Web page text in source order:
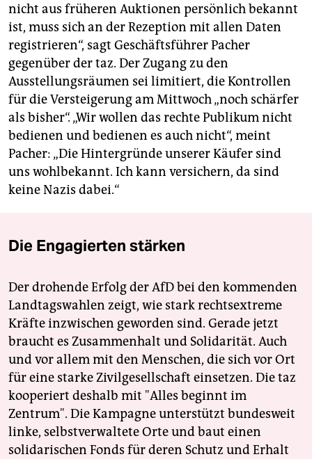
nicht aus früheren Auktionen persönlich bekannt
ist, muss sich an der Rezeption mit allen Daten
registrieren“, sagt Geschäftsführer Pacher
gegenüber der taz. Der Zugang zu den
Ausstellungsräumen sei limitiert, die Kontrollen
für die Versteigerung am Mittwoch „noch schärfer
als bisher“. „Wir wollen das rechte Publikum nicht
bedienen und bedienen es auch nicht“, meint
Pacher: „Die Hintergründe unserer Käufer sind
uns wohlbekannt. Ich kann versichern, da sind
keine Nazis dabei.“
Die Engagierten stärken
Der drohende Erfolg der AfD bei den kommenden
Landtagswahlen zeigt, wie stark rechtsextreme
Kräfte inzwischen geworden sind. Gerade jetzt
braucht es Zusammenhalt und Solidarität. Auch
und vor allem mit den Menschen, die sich vor Ort
für eine starke Zivilgesellschaft einsetzen. Die taz
kooperiert deshalb mit "Alles beginnt im
Zentrum". Die Kampagne unterstützt bundesweit
linke, selbstverwaltete Orte und baut einen
solidarischen Fonds für deren Schutz und Erhalt